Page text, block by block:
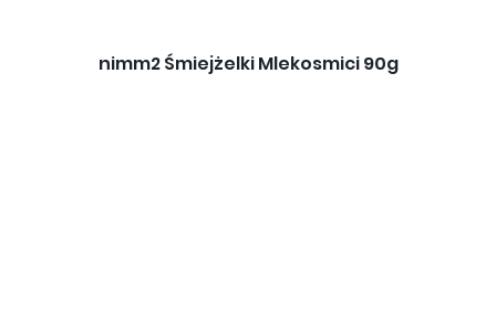
nimm2 Śmiejżelki Mlekosmici 90g